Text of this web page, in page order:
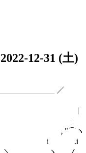
2022-12-31 (土)
＿＿＿＿
＼ |
＼ |
＼ ,
＼ ＼ i